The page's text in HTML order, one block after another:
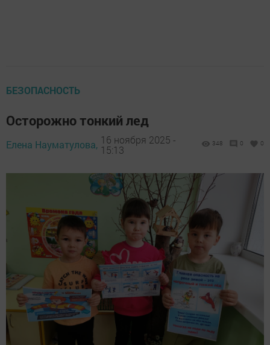
БЕЗОПАСНОСТЬ
Осторожно тонкий лед
Елена Науматулова, 16 ноября 2025 -
15:13
348 0 0